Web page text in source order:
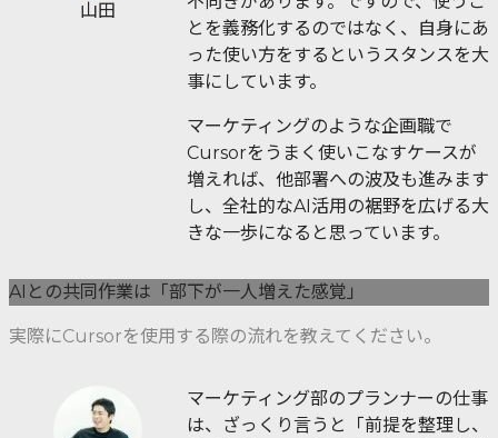
山田
とを義務化するのではなく、自身にあ
った使い方をするというスタンスを大
事にしています。
マーケティングのような企画職で
Cursorをうまく使いこなすケースが
増えれば、他部署への波及も進みます
し、全社的なAI活用の裾野を広げる大
きな一歩になると思っています。
AIとの共同作業は「部下が一人増えた感覚」
実際にCursorを使用する際の流れを教えてください。
マーケティング部のプランナーの仕事
は、ざっくり言うと「前提を整理し、